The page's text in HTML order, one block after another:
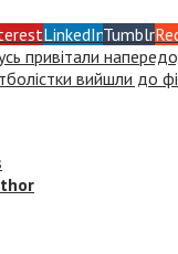
LinkedInTumblr
привітали
вийшли до